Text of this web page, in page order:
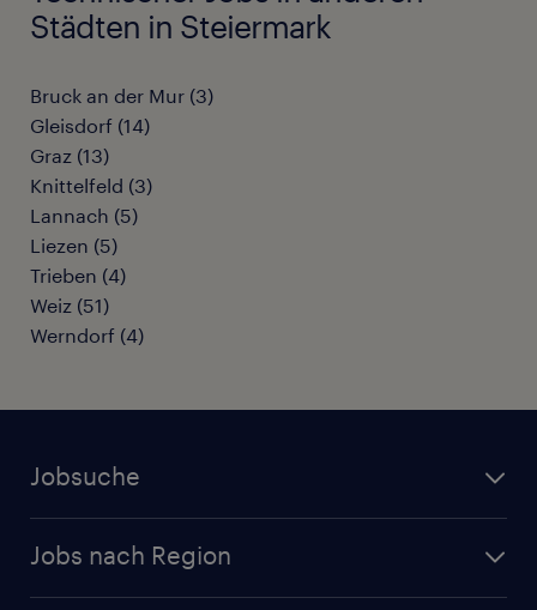
Städten in Steiermark
Bruck an der Mur (3)
Gleisdorf (14)
Graz (13)
Knittelfeld (3)
Lannach (5)
Liezen (5)
Trieben (4)
Weiz (51)
Werndorf (4)
Jobsuche
Initiativbewerbung
Jobs nach Region